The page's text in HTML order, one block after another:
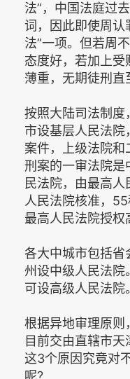
法”，中国法庭过
词，因此即使周认
法”一项。但若周
态度好，若加上
薄重，无期徒刑直
按照大陆司法制度
市设基层人民法
案件，上级法院
刑案的一审法院是
民法院，由最高
人民法院核准，
最高人民法院授权
各大中城市包括省
州设中级人民法院
可设高级人民法院。
根据异地审理原则
目前交由直辖市
这3个原因究竟对
呢?